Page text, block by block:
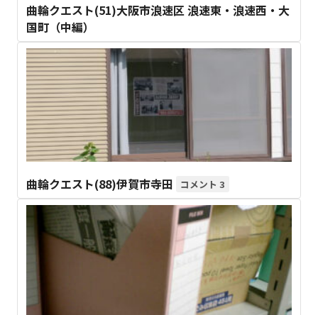
曲輪クエスト(51)大阪市浪速区 浪速東・浪速西・大
国町（中編）
曲輪クエスト(88)伊賀市寺田 3